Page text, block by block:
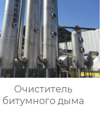
Очиститель
битумного дыма